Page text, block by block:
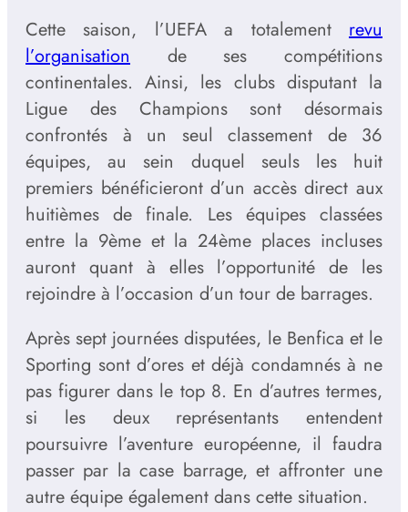
Cette saison, l’UEFA a totalement revu
l’organisation de ses compétitions
continentales. Ainsi, les clubs disputant la
Ligue des Champions sont désormais
confrontés à un seul classement de 36
équipes, au sein duquel seuls les huit
premiers bénéficieront d’un accès direct aux
huitièmes de finale. Les équipes classées
entre la 9ème et la 24ème places incluses
auront quant à elles l’opportunité de les
rejoindre à l’occasion d’un tour de barrages.
Après sept journées disputées, le Benfica et le
Sporting sont d’ores et déjà condamnés à ne
pas figurer dans le top 8. En d’autres termes,
si les deux représentants entendent
poursuivre l’aventure européenne, il faudra
passer par la case barrage, et affronter une
autre équipe également dans cette situation.